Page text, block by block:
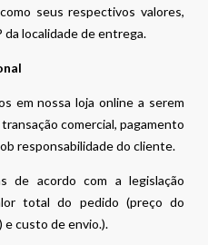
seus respectivos valores,
da localidade de entrega.
em nossa loja online a serem
comercial, pagamento
responsabilidade do cliente.
de acordo com a legislação
total do pedido (preço do
custo de envio.).